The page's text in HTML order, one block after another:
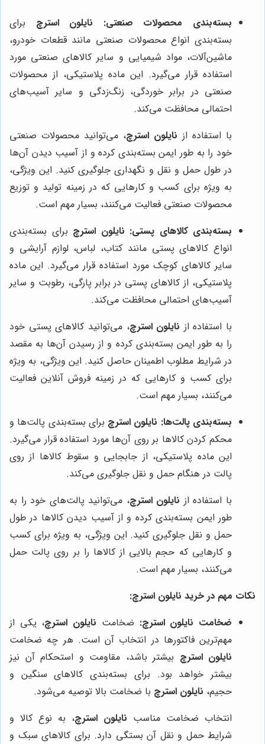
بسته‌بندی محصولات صنعتی:
نایلون استرچ برای
بسته‌بندی انواع محصولات صنعتی مانند قطعات خودرو،
ماشین‌آلات، مواد شیمیایی و سایر کالاهای صنعتی مورد
استفاده قرار می‌گیرد. این ماده پلاستیکی، از محصولات
صنعتی در برابر خوردگی، زنگ‌زدگی و سایر آسیب‌های
احتمالی محافظت می‌کند.
با استفاده از نایلون استرچ، می‌توانید محصولات صنعتی
خود را به طور ایمن بسته‌بندی کرده و از آسیب دیدن آن‌ها
در طول حمل و نقل و نگهداری جلوگیری کنید. این ویژگی،
به ویژه برای کسب و کارهایی که در زمینه تولید و توزیع
محصولات صنعتی فعالیت می‌کنند، بسیار مهم است.
بسته‌بندی کالاهای پستی: نایلون استرچ برای بسته‌بندی
انواع کالاهای پستی مانند کتاب، لباس، لوازم آرایشی و
سایر کالاهای کوچک مورد استفاده قرار می‌گیرد. این ماده
پلاستیکی، از کالاهای پستی در برابر پارگی، رطوبت و سایر
آسیب‌های احتمالی محافظت می‌کند.
با استفاده از نایلون استرچ، می‌توانید کالاهای پستی خود
را به طور ایمن بسته‌بندی کرده و از رسیدن آن‌ها به مقصد
در شرایط مطلوب اطمینان حاصل کنید. این ویژگی، به ویژه
برای کسب و کارهایی که در زمینه فروش آنلاین فعالیت
می‌کنند، بسیار مهم است.
بسته‌بندی پالت‌ها: نایلون استرچ برای بسته‌بندی پالت‌ها و
محکم کردن کالاها بر روی آن‌ها مورد استفاده قرار می‌گیرد.
این ماده پلاستیکی، از جابجایی و سقوط کالاها از روی
پالت در هنگام حمل و نقل جلوگیری می‌کند.
با استفاده از نایلون استرچ، می‌توانید پالت‌های خود را به
طور ایمن بسته‌بندی کرده و از آسیب دیدن کالاها در طول
حمل و نقل جلوگیری کنید. این ویژگی، به ویژه برای کسب
و کارهایی که حجم بالایی از کالاها را بر روی پالت حمل
می‌کنند، بسیار مهم است.
نکات مهم در خرید نایلون استرچ:
ضخامت نایلون استرچ: ضخامت نایلون استرچ، یکی از
مهم‌ترین فاکتورها در انتخاب آن است. هر چه ضخامت
نایلون استرچ بیشتر باشد، مقاومت و استحکام آن نیز
بیشتر خواهد بود. برای بسته‌بندی کالاهای سنگین و
حجیم، نایلون استرچ با ضخامت بالا توصیه می‌شود.
انتخاب ضخامت مناسب نایلون استرچ، به نوع کالا و
شرایط حمل و نقل آن بستگی دارد. برای کالاهای سبک و